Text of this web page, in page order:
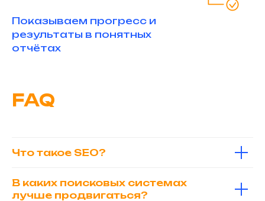
Показываем прогресс и
результаты в понятных
отчётах
FAQ
Что такое SEO?
В каких поисковых системах
лучше продвигаться?